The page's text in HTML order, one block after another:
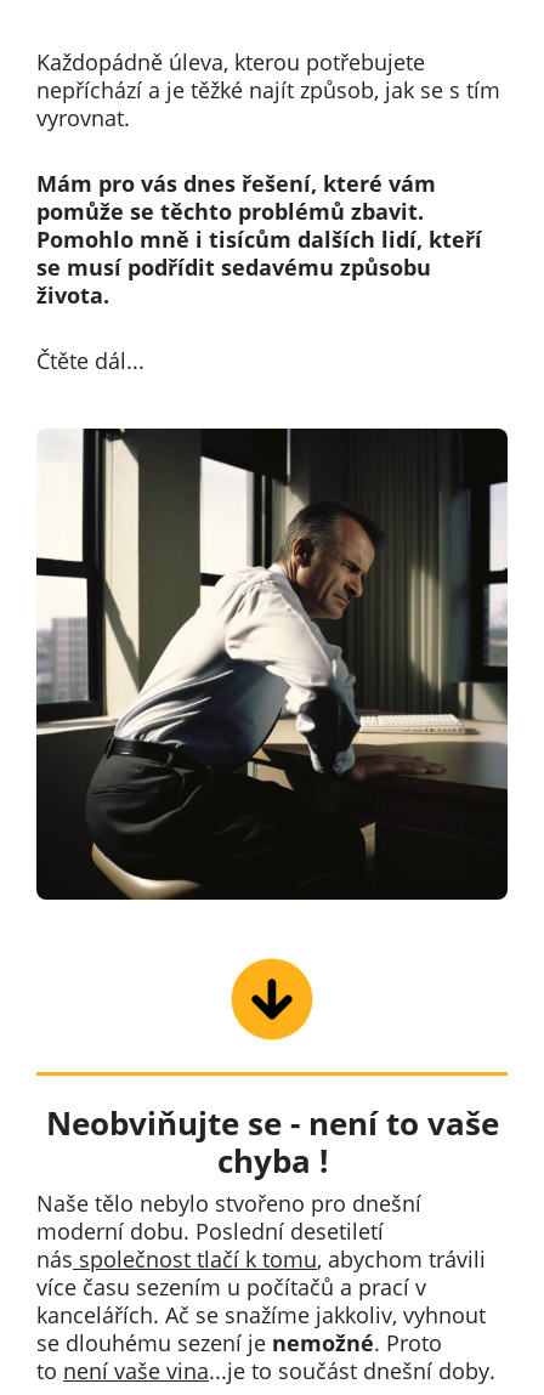
Každopádně úleva, kterou potřebujete
nepříchází a je těžké najít způsob, jak se s tím
vyrovnat.
Mám pro vás dnes řešení, které vám
pomůže se těchto problémů zbavit.
Pomohlo mně i tisícům dalších lidí, kteří
se musí podřídit sedavému způsobu
života.
Čtěte dál...
Neobviňujte se - není to vaše
chyba !
Naše tělo nebylo stvořeno pro dnešní
moderní dobu. Poslední desetiletí
nás společnost tlačí k tomu, abychom trávili
více času sezením u počítačů a prací v
kancelářích. Ač se snažíme jakkoliv, vyhnout
se dlouhému sezení je nemožné. Proto
to není vaše vina...je to součást dnešní doby.